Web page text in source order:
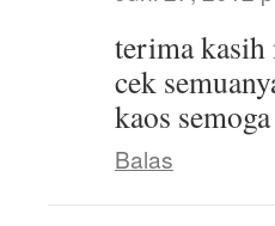
terima kasih
cek
kaos
Balas